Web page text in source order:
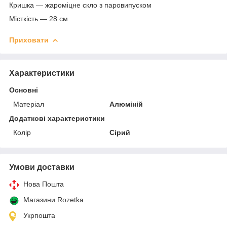
Кришка — жароміцне скло з паровипуском
Місткість — 28 см
Приховати
Характеристики
Основні
Матеріал
Алюміній
Додаткові характеристики
Колір
Сірий
Умови доставки
Нова Пошта
Магазини Rozetka
Укрпошта